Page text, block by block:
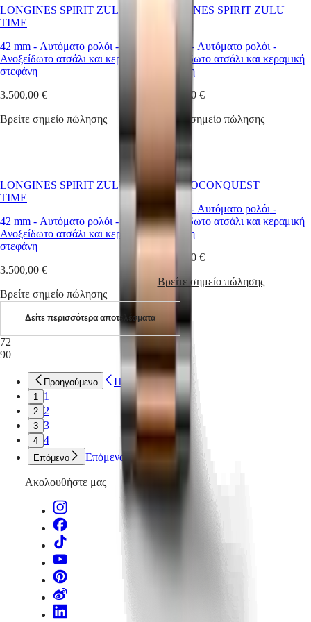
Τεχνογνωσία
και
ιστορίες
Εργαστείτε
μας
ρολόγια
ρολόγια
LONGINES SPIRIT ZULU
TIME
42 mm - Αυτόματο ρολόι -
Ανοξείδωτο ατσάλι και κεραμική
στεφάνη
3.500,00 €
Βρείτε σημείο πώλησης
LONGINES SPIRIT ZULU
- Αυτόματο ρολόι -
Ανοξείδωτο ατσάλι και κεραμική
στεφάνη
3.600,00 €
Βρείτε σημείο πώλησης
LONGINES SPIRIT ZULU
TIME
42 mm - Αυτόματο ρολόι -
Ανοξείδωτο ατσάλι και κεραμική
στεφάνη
3.500,00 €
Βρείτε σημείο πώλησης
HYDROCONQUEST
41 mm
- Αυτόματο ρολόι -
Ανοξείδωτο ατσάλι και κεραμική
στεφάνη
2.300,00 €
Βρείτε σημείο πώλησης
Δείτε περισσότερα αποτελέσματα
72
90
Προηγούμενο Προηγούμενο
1 1
2 2
3 3
4 4
Επόμενο Επόμενο
Ακολουθήστε μας